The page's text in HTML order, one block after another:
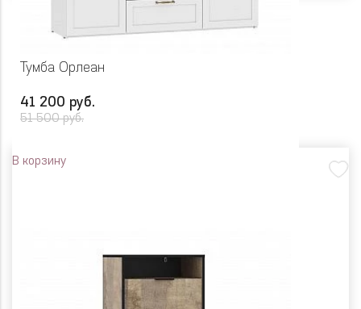
Тумба Орлеан
41 200 руб.
51 500 руб.
В корзину